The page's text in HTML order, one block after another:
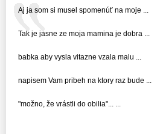
Aj ja som si musel spomenúť na moje ...
Tak je jasne ze moja mamina je dobra ...
babka aby vysla vitazne vzala malu ...
napisem Vam pribeh na ktory raz bude ...
"možno, že vrástli do obilia"... ...